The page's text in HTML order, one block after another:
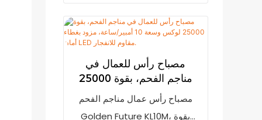
انخفاض الطاقة لتنبيه المستخدم
إلى ضرورة إعادة شحنه عند
انخفاض مستوى البطارية. يعمل
ببطارية ليثيوم أيون قابلة لإعادة
(من إنتاج شركة LG) وتقنية LED
مصباح رأس للعمال في
مناجم الفحم، بقوة 25000
لوكس وسعة 10 أمبير/ساعة،
مزود بغطاء أمان LED مقاوم
مصباح رأس عمال مناجم الفحم
Golden Future KL10M، بقوة